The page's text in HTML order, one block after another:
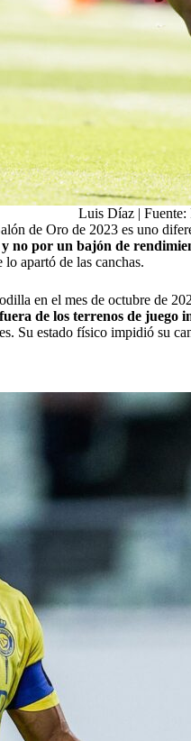
Luis Díaz | Fuente:
de Oro de 2023 es uno
no por un bajón de
apartó de las canchas.
en el mes de octubre de
fuera de los terrenos de
Su estado físico impidió su